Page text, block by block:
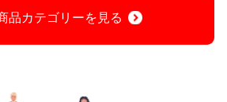
品カテゴリーを見る